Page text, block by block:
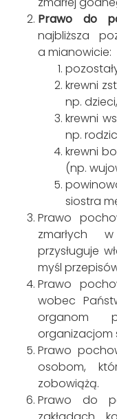
Prawo do
najbliższa
a mianowicie:
krewni
np.
krewni
np.
krewni
(np.
siostra
Prawo
zmarłych
przysługuje
myśl
Prawo
wobec
organom
organizacjom
Prawo
osobom,
zobowiążą.
Prawo do